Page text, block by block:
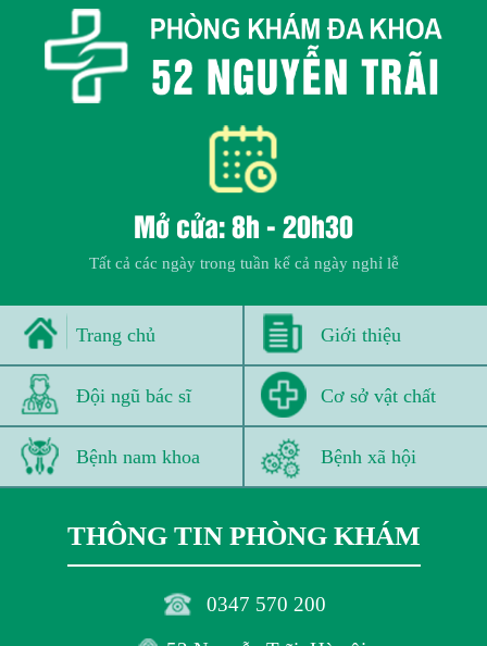
Mở cửa: 8h - 20h30
Tất cả các ngày trong tuần kể cả ngày nghỉ lễ
Trang chủ Giới thiệu
Đội ngũ bác sĩ Cơ sở vật chất
Bệnh nam khoa Bệnh xã hội
THÔNG TIN PHÒNG KHÁM
0347 570 200